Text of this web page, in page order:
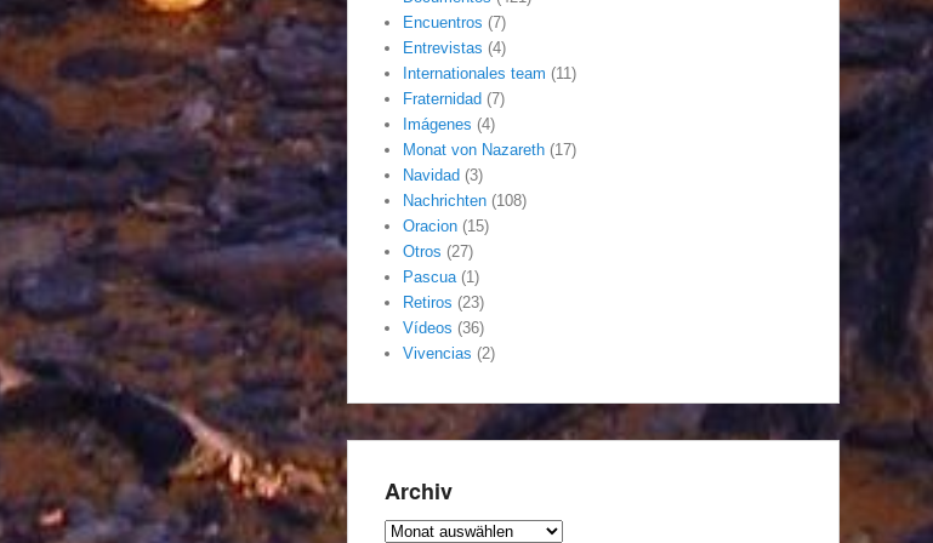
Encuentros (7)
Entrevistas (4)
Internationales team (11)
Fraternidad (7)
Imágenes (4)
Monat von Nazareth (17)
Navidad (3)
Nachrichten (108)
Oracion (15)
Otros (27)
Pascua(1)
Retiros (23)
Vídeos (36)
Vivencias (2)
Archiv
Archiv